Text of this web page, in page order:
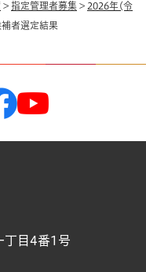
> 指定管理者募集 > 2026年(令
者選定結果
丁目4番1号